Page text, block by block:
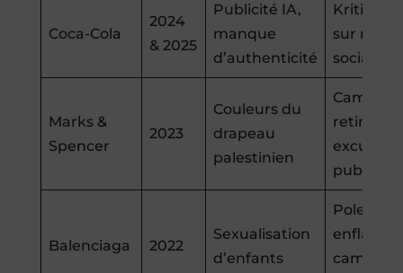
Coca-Cola
2024
& 2025
Publicité IA,
manque
d’authenticité
Kritiques
sur
sociaux
Marks &
Spencer
2023
Couleurs du
drapeau
palestinien
retirée,
excuses
publiées
Balenciaga 2022
Sexualisation
d’enfants